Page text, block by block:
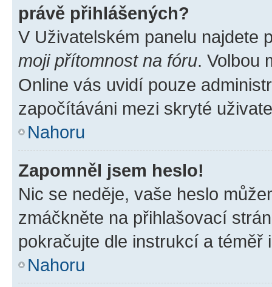
právě přihlášených?
V Uživatelském panelu najdete
moji přítomnost na fóru. Volbou
Online vás uvidí pouze
započítáváni mezi skryté
Nahoru
Zapomněl jsem heslo!
Nic se neděje, vaše heslo
zmáčkněte na přihlašovací
pokračujte dle instrukcí a téměř
Nahoru